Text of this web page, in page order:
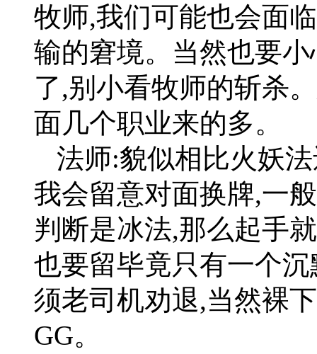
牧师,我们可能也会面
输的窘境。当然也要
了,别小看牧师的斩杀
面几个职业来的多。
法师:貌似相比火妖
我会留意对面换牌,一
判断是冰法,那么起手
也要留毕竟只有一个
须老司机劝退,当然裸
GG。